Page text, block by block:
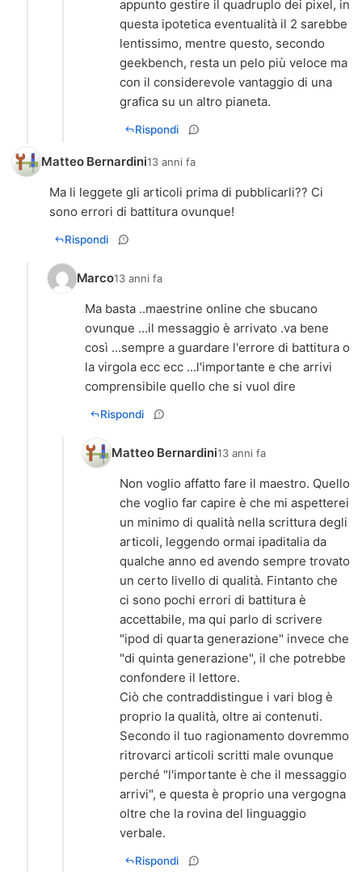
appunto gestire il quadruplo dei pixel, in
questa ipotetica eventualità il 2 sarebbe
lentissimo, mentre questo, secondo
geekbench, resta un pelo più veloce ma
con il considerevole vantaggio di una
grafica su un altro pianeta.
Rispondi
Matteo Bernardini13 anni fa
Ma li leggete gli articoli prima di pubblicarli?? Ci
sono errori di battitura ovunque!
Rispondi
Marco13 anni fa
Ma basta ..maestrine online che sbucano
ovunque ...il messaggio è arrivato .va bene
così ...sempre a guardare l'errore di battitura o
la virgola ecc ecc ...l'importante e che arrivi
comprensibile quello che si vuol dire
Rispondi
Matteo Bernardini13 anni fa
Non voglio affatto fare il maestro. Quello
che voglio far capire è che mi aspetterei
un minimo di qualità nella scrittura degli
articoli, leggendo ormai ipaditalia da
qualche anno ed avendo sempre trovato
un certo livello di qualità. Fintanto che
ci sono pochi errori di battitura è
accettabile, ma qui parlo di scrivere
"ipod di quarta generazione" invece che
"di quinta generazione", il che potrebbe
confondere il lettore.
Ciò che contraddistingue i vari blog è
proprio la qualità, oltre ai contenuti.
Secondo il tuo ragionamento dovremmo
ritrovarci articoli scritti male ovunque
perché "l'importante è che il messaggio
arrivi", e questa è proprio una vergogna
oltre che la rovina del linguaggio
verbale.
Rispondi